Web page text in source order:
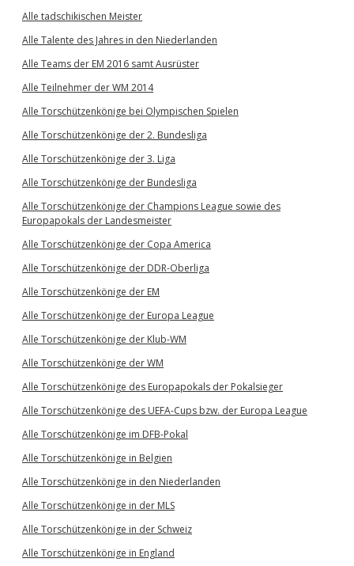
Alle tadschikischen Meister
Alle Talente des Jahres in den Niederlanden
Alle Teams der EM 2016 samt Ausrüster
Alle Teilnehmer der WM 2014
Alle Torschützenkönige bei Olympischen Spielen
Alle Torschützenkönige der 2. Bundesliga
Alle Torschützenkönige der 3. Liga
Alle Torschützenkönige der Bundesliga
Alle Torschützenkönige der Champions League sowie des
Europapokals der Landesmeister
Alle Torschützenkönige der Copa America
Alle Torschützenkönige der DDR-Oberliga
Alle Torschützenkönige der EM
Alle Torschützenkönige der Europa League
Alle Torschützenkönige der Klub-WM
Alle Torschützenkönige der WM
Alle Torschützenkönige des Europapokals der Pokalsieger
Alle Torschützenkönige des UEFA-Cups bzw. der Europa League
Alle Torschützenkönige im DFB-Pokal
Alle Torschützenkönige in Belgien
Alle Torschützenkönige in den Niederlanden
Alle Torschützenkönige in der MLS
Alle Torschützenkönige in der Schweiz
Alle Torschützenkönige in England